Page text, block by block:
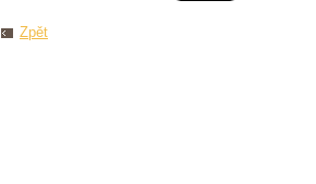
Zpět